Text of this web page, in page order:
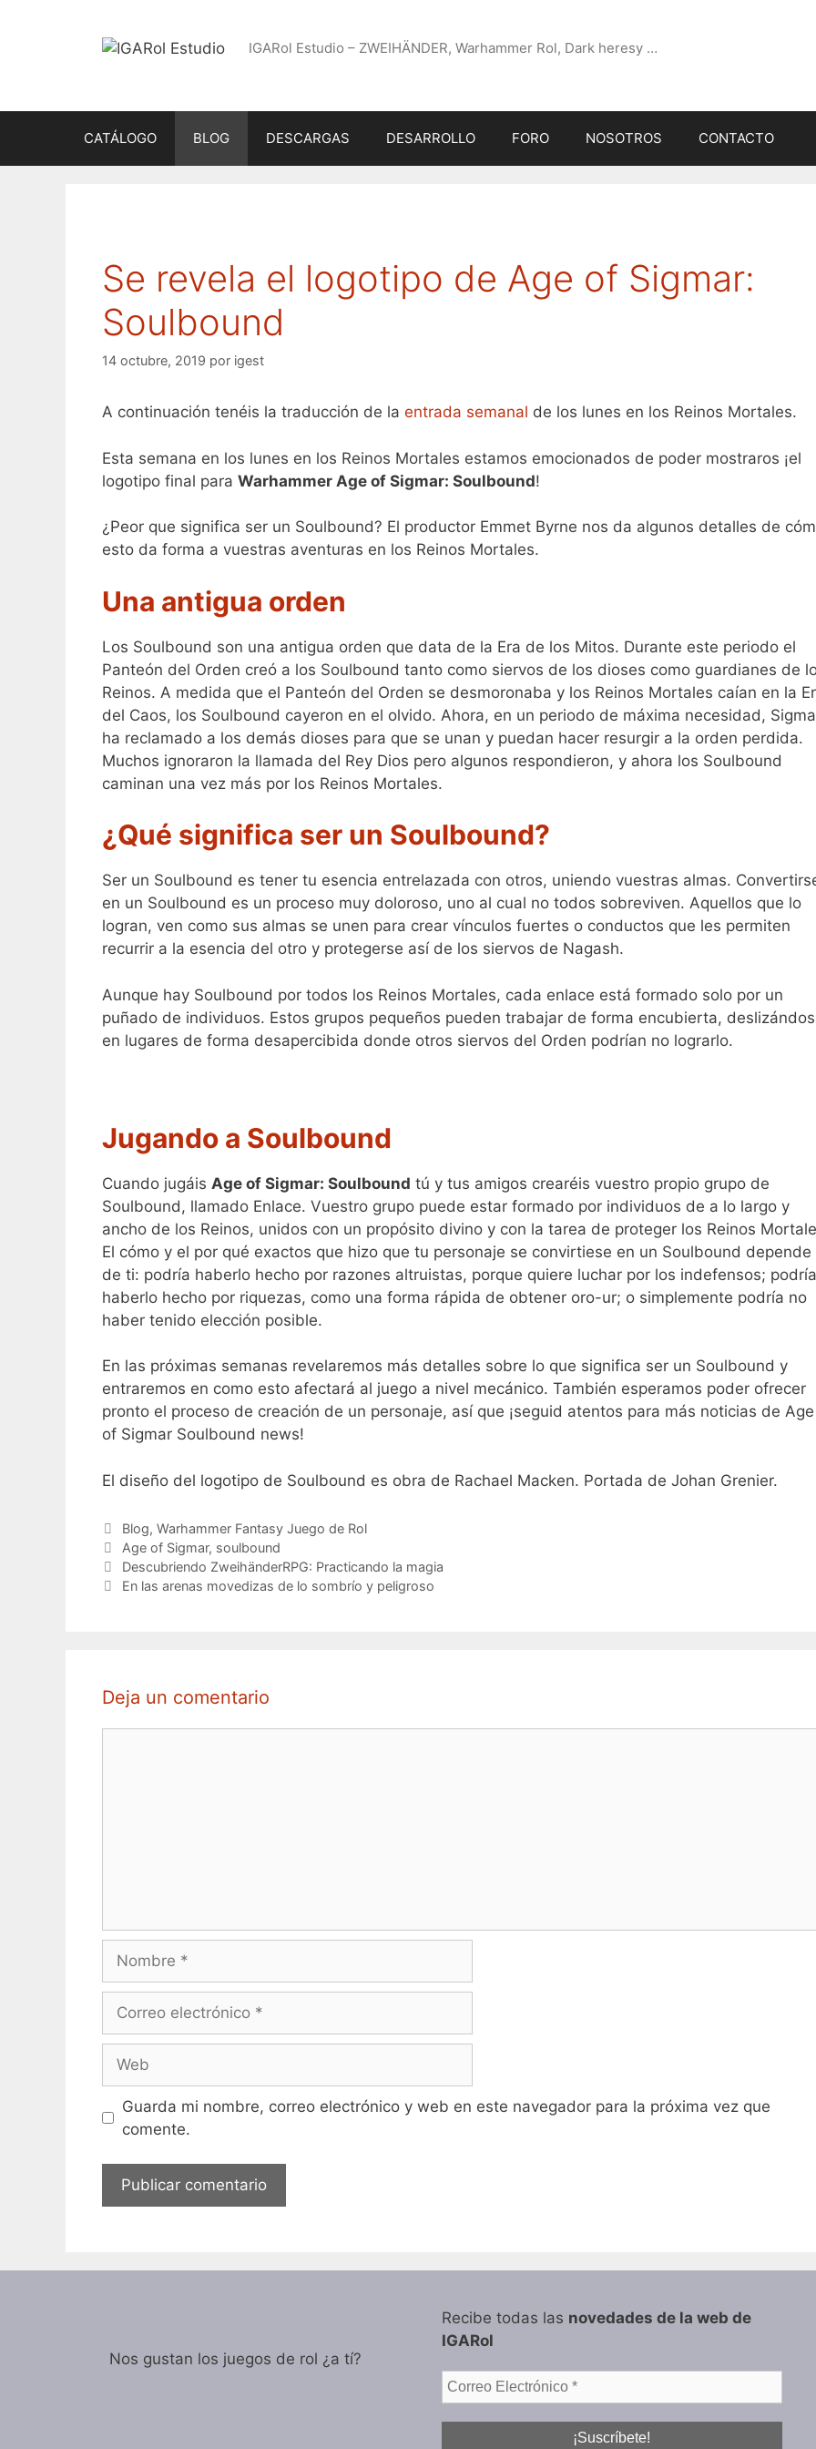
IGARol Estudio – ZWEIHÄNDER, Warhammer Rol, Dark heresy …
CATÁLOGO BLOG DESCARGAS DESARROLLO FORO NOSOTROS CONTACTO
Se revela el logotipo de Age of Sigmar:
Soulbound
14 octubre, 2019 por igest
A continuación tenéis la traducción de la entrada semanal de los lunes en los Reinos Mortales.
Esta semana en los lunes en los Reinos Mortales estamos emocionados de poder mostraros ¡el
logotipo final para Warhammer Age of Sigmar: Soulbound!
¿Peor que significa ser un Soulbound? El productor Emmet Byrne nos da algunos detalles de
esto da forma a vuestras aventuras en los Reinos Mortales.
Una antigua orden
Los Soulbound son una antigua orden que data de la Era de los Mitos. Durante este periodo el
Panteón del Orden creó a los Soulbound tanto como siervos de los dioses como guardianes de
Reinos. A medida que el Panteón del Orden se desmoronaba y los Reinos Mortales caían en la
del Caos, los Soulbound cayeron en el olvido. Ahora, en un periodo de máxima necesidad,
ha reclamado a los demás dioses para que se unan y puedan hacer resurgir a la orden perdida.
Muchos ignoraron la llamada del Rey Dios pero algunos respondieron, y ahora los Soulbound
caminan una vez más por los Reinos Mortales.
¿Qué significa ser un Soulbound?
Ser un Soulbound es tener tu esencia entrelazada con otros, uniendo vuestras almas.
en un Soulbound es un proceso muy doloroso, uno al cual no todos sobreviven. Aquellos que lo
logran, ven como sus almas se unen para crear vínculos fuertes o conductos que les permiten
recurrir a la esencia del otro y protegerse así de los siervos de Nagash.
Aunque hay Soulbound por todos los Reinos Mortales, cada enlace está formado solo por un
puñado de individuos. Estos grupos pequeños pueden trabajar de forma encubierta,
en lugares de forma desapercibida donde otros siervos del Orden podrían no lograrlo.
Jugando a Soulbound
Cuando jugáis Age of Sigmar: Soulbound tú y tus amigos crearéis vuestro propio grupo de
Soulbound, llamado Enlace. Vuestro grupo puede estar formado por individuos de a lo largo y
ancho de los Reinos, unidos con un propósito divino y con la tarea de proteger los Reinos
El cómo y el por qué exactos que hizo que tu personaje se convirtiese en un Soulbound depende
de ti: podría haberlo hecho por razones altruistas, porque quiere luchar por los indefensos; podría
haberlo hecho por riquezas, como una forma rápida de obtener oro-ur; o simplemente podría no
haber tenido elección posible.
En las próximas semanas revelaremos más detalles sobre lo que significa ser un Soulbound y
entraremos en como esto afectará al juego a nivel mecánico. También esperamos poder ofrecer
pronto el proceso de creación de un personaje, así que ¡seguid atentos para más noticias de Age
of Sigmar Soulbound news!
El diseño del logotipo de Soulbound es obra de Rachael Macken. Portada de Johan Grenier.
Categorías
Blog, Warhammer Fantasy Juego de Rol
Etiquetas
Age of Sigmar, soulbound
Descubriendo ZweihänderRPG: Practicando la magia
En las arenas movedizas de lo sombrío y peligroso
Deja un comentario
electrónico
Guarda mi nombre, correo electrónico y web en este navegador para la próxima vez que
comente.
Nos gustan los juegos de rol ¿a tí?
Recibe todas las novedades de la web de
IGARol